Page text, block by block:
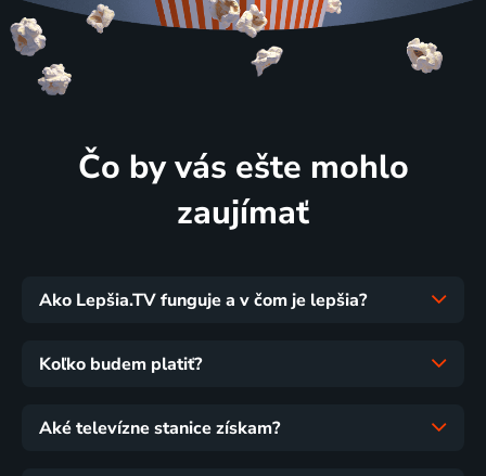
Čo by vás ešte mohlo
zaujímať
Ako Lepšia.TV funguje a v čom je lepšia?
Koľko budem platiť?
Aké televízne stanice získam?